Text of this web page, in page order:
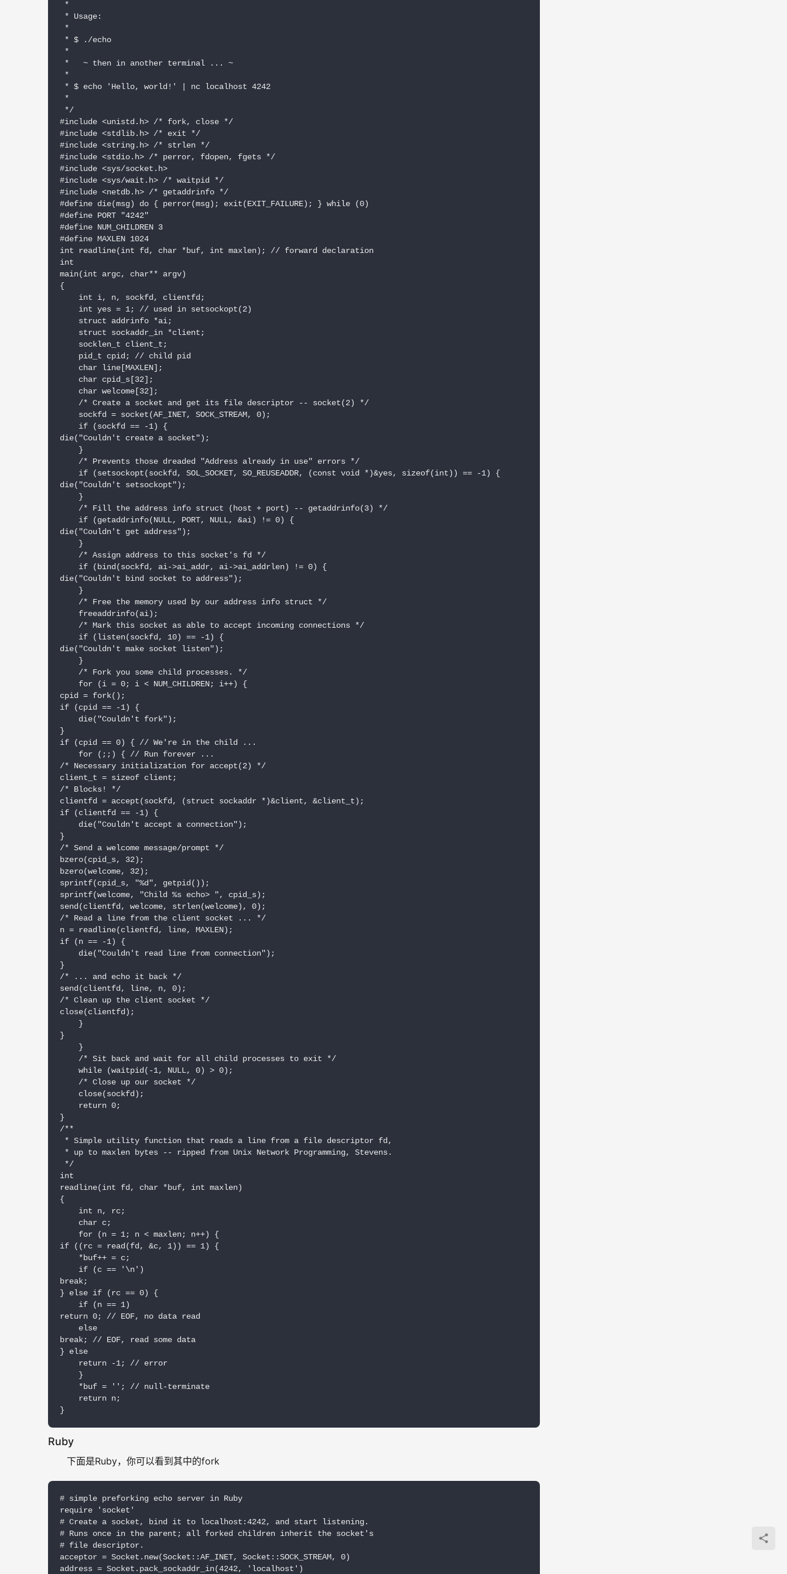
*
* Usage:
*
* $ ./echo
*
*   ~ then in another terminal ... ~
*
* $ echo 'Hello, world!' | nc localhost 4242
*
*/
#include <unistd.h> /* fork, close */
#include <stdlib.h> /* exit */
#include <string.h> /* strlen */
#include <stdio.h> /* perror, fdopen, fgets */
#include <sys/socket.h>
#include <sys/wait.h> /* waitpid */
#include <netdb.h> /* getaddrinfo */
#define die(msg) do { perror(msg); exit(EXIT_FAILURE); } while (0)
#define PORT "4242"
#define NUM_CHILDREN 3
#define MAXLEN 1024
int readline(int fd, char *buf, int maxlen); // forward declaration
int
main(int argc, char** argv)
{
int i, n, sockfd, clientfd;
int yes = 1; // used in setsockopt(2)
struct addrinfo *ai;
struct sockaddr_in *client;
socklen_t client_t;
pid_t cpid; // child pid
char line[MAXLEN];
char cpid_s[32];
char welcome[32];
/* Create a socket and get its file descriptor -- socket(2) */
sockfd = socket(AF_INET, SOCK_STREAM, 0);
if (sockfd == -1) {
die("Couldn't create a socket");
}
/* Prevents those dreaded "Address already in use" errors */
if (setsockopt(sockfd, SOL_SOCKET, SO_REUSEADDR, (const void *)&yes, sizeof(int)) == -1) {
die("Couldn't setsockopt");
}
/* Fill the address info struct (host + port) -- getaddrinfo(3) */
if (getaddrinfo(NULL, PORT, NULL, &ai) != 0) {
die("Couldn't get address");
}
/* Assign address to this socket's fd */
if (bind(sockfd, ai->ai_addr, ai->ai_addrlen) != 0) {
die("Couldn't bind socket to address");
}
/* Free the memory used by our address info struct */
freeaddrinfo(ai);
/* Mark this socket as able to accept incoming connections */
if (listen(sockfd, 10) == -1) {
die("Couldn't make socket listen");
}
/* Fork you some child processes. */
for (i = 0; i < NUM_CHILDREN; i++) {
cpid = fork();
if (cpid == -1) {
die("Couldn't fork");
}
if (cpid == 0) { // We're in the child ...
for (;;) { // Run forever ...
/* Necessary initialization for accept(2) */
client_t = sizeof client;
/* Blocks! */
clientfd = accept(sockfd, (struct sockaddr *)&client, &client_t);
if (clientfd == -1) {
die("Couldn't accept a connection");
}
/* Send a welcome message/prompt */
bzero(cpid_s, 32);
bzero(welcome, 32);
sprintf(cpid_s, "%d", getpid());
sprintf(welcome, "Child %s echo> ", cpid_s);
send(clientfd, welcome, strlen(welcome), 0);
/* Read a line from the client socket ... */
n = readline(clientfd, line, MAXLEN);
if (n == -1) {
die("Couldn't read line from connection");
}
/* ... and echo it back */
send(clientfd, line, n, 0);
/* Clean up the client socket */
close(clientfd);
}
}
}
/* Sit back and wait for all child processes to exit */
while (waitpid(-1, NULL, 0) > 0);
/* Close up our socket */
close(sockfd);
return 0;
}
/**
* Simple utility function that reads a line from a file descriptor fd,
* up to maxlen bytes -- ripped from Unix Network Programming, Stevens.
*/
int
readline(int fd, char *buf, int maxlen)
{
int n, rc;
char c;
for (n = 1; n < maxlen; n++) {
if ((rc = read(fd, &c, 1)) == 1) {
*buf++ = c;
if (c == '\n')
break;
} else if (rc == 0) {
if (n == 1)
return 0; // EOF, no data read
else
break; // EOF, read some data
} else
return -1; // error
}
*buf = ''; // null-terminate
return n;
}
Ruby
下面是Ruby，你可以看到其中的fork
# simple preforking echo server in Ruby
require 'socket'
# Create a socket, bind it to localhost:4242, and start listening.
# Runs once in the parent; all forked children inherit the socket's
# file descriptor.
acceptor = Socket.new(Socket::AF_INET, Socket::SOCK_STREAM, 0)
address = Socket.pack_sockaddr_in(4242, 'localhost')